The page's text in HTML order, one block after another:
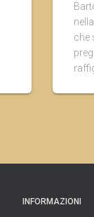
che
INFORMAZIONI